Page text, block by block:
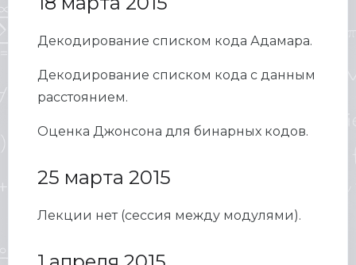
Декодирование списком кода Адамара.
Декодирование списком кода с данным
расстоянием.
Оценка Джонсона для бинарных кодов.
25 марта 2015
Лекции нет (сессия между модулями).